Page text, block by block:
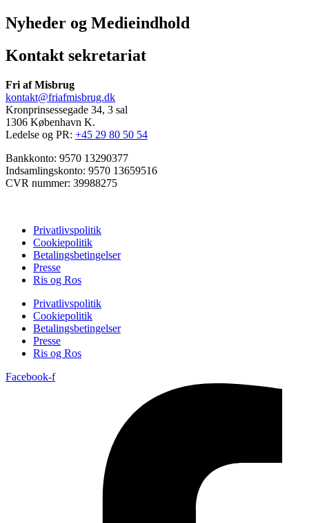
Nyheder og Medieindhold
Kontakt sekretariat
Fri af Misbrug
kontakt@friafmisbrug.dk
Kronprinsessegade 34, 3 sal
1306 København K.
Ledelse og PR: +45 29 80 50 54
Bankkonto: 9570 13290377
Indsamlingskonto: 9570 13659516
CVR nummer: 39988275
Privatlivspolitik
Cookiepolitik
Betalingsbetingelser
Presse
Ris og Ros
Privatlivspolitik
Cookiepolitik
Betalingsbetingelser
Presse
Ris og Ros
Facebook-f